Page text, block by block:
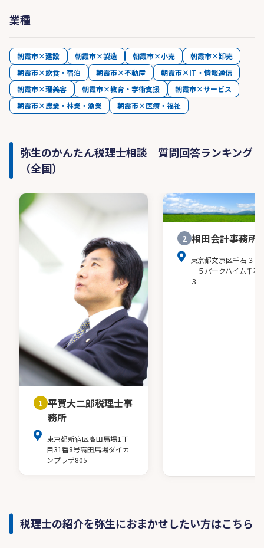
業種
朝霞市×建設 朝霞市×製造 朝霞市×小売
朝霞市×卸売
朝霞市×飲食・宿泊
朝霞市×不動産
朝霞市×IT・情報通信
朝霞市×理美容
朝霞市×教育・学術支援
朝霞市×サービス
朝霞市×農業・林業・漁業
朝霞市×医療・福祉
弥生のかんたん税理士相談 質問回答ランキング
（全国）
1 平賀大二郎税理士事
務所
東京都新宿区高田馬場1丁
目31番8号高田馬場ダイカ
ンプラザ805
2 相田会計事務所
東京都文京区千石３－
－５パークハイム千石
３
税理士の紹介を弥生におまかせしたい方はこちら